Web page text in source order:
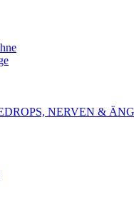
NERVEN &